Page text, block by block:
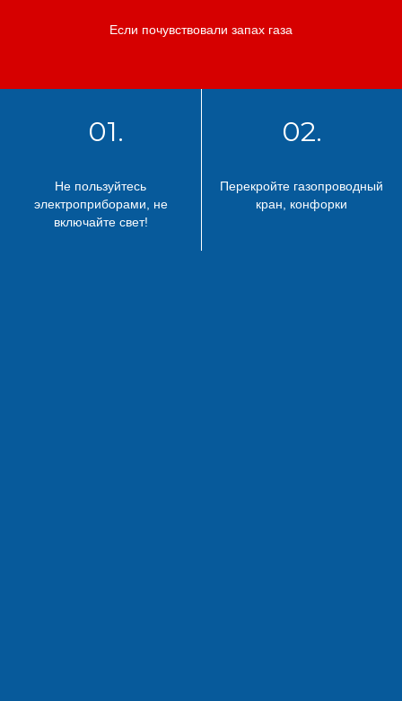
Если почувствовали запах газа
01.
Не пользуйтесь
электроприборами, не
включайте свет!
02.
Перекройте газопроводный
кран, конфорки